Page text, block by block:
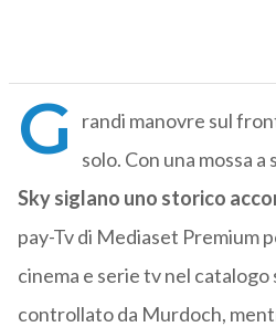
G randi manovre sul
solo. Con una mossa a
Sky siglano uno storico
pay-Tv di Mediaset Premium
cinema e serie tv nel
controllato da Murdoch,